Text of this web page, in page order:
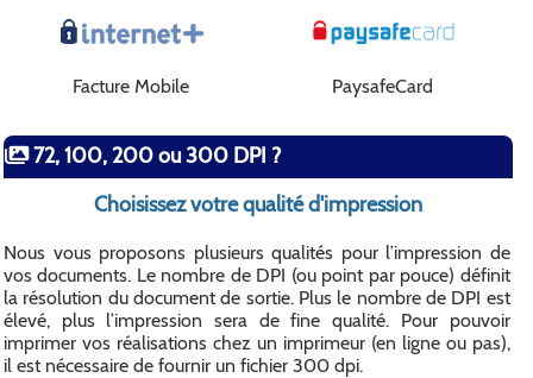
Facture Mobile PaysafeCard
72, 100, 200 ou 300 DPI ?
Choisissez votre qualité d'impression
Nous vous proposons plusieurs qualités pour l’impression de
vos documents. Le nombre de DPI (ou point par pouce) définit
la résolution du document de sortie. Plus le nombre de DPI est
élevé, plus l’impression sera de fine qualité. Pour pouvoir
imprimer vos réalisations chez un imprimeur (en ligne ou pas),
il est nécessaire de fournir un fichier 300 dpi.